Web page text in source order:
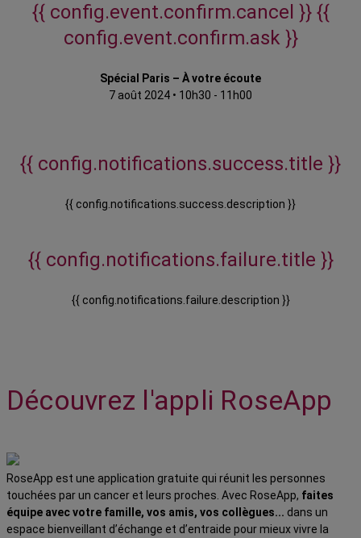
{{ config.event.confirm.cancel }} {{
config.event.confirm.ask }}
Spécial Paris – À votre écoute
7 août 2024 • 10h30 - 11h00
{{ config.notifications.success.title }}
{{ config.notifications.success.description }}
{{ config.notifications.failure.title }}
{{ config.notifications.failure.description }}
Découvrez l'appli RoseApp
RoseApp est une application gratuite qui réunit les personnes
touchées par un cancer et leurs proches. Avec RoseApp, faites
équipe avec votre famille, vos amis, vos collègues... dans un
espace bienveillant d’échange et d’entraide pour mieux vivre la